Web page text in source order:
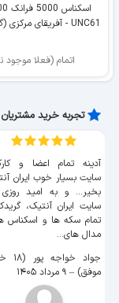
UNC61 - آفریقای مرکزی (گینه استوایی)
اتمام (فعلا
تجربه خرید مشتریان
آدینه تمام اعضا و
سایت بسیار خوب ايران
بخیر... و به امید
سایت ايران آنتیک،
تمام سکه ها و اسکناس
مدال های...
جواد
موفق) – ۹ مرداد ۱۴۰۵